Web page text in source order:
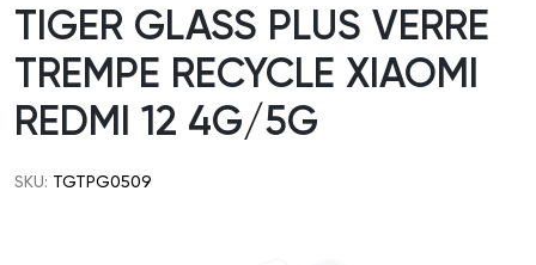
TIGER GLASS PLUS VERRE
TREMPE RECYCLE XIAOMI
REDMI 12 4G/5G
SKU: TGTPG0509